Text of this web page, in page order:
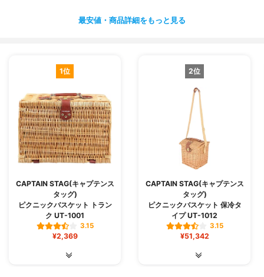
最安値・商品詳細をもっと見る
1位
CAPTAIN STAG(キャプテンス
タッグ)
ピクニックバスケット トラン
ク UT-1001
3.15
¥2,369
2位
CAPTAIN STAG(キャプテンス
タッグ)
ピクニックバスケット 保冷タ
イプ UT-1012
3.15
¥51,342